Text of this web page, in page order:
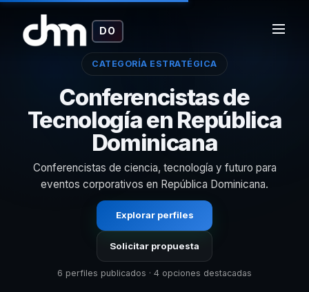
DO
CATEGORÍA ESTRATÉGICA
Conferencistas de
Tecnología en República
Dominicana
Conferencistas de ciencia, tecnología y futuro para
eventos corporativos en República Dominicana.
Explorar perfiles
Solicitar propuesta
6 perfiles publicados · 4 opciones destacadas